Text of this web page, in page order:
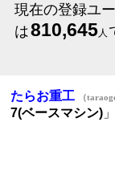
現在の登録ユ
は810,645人
たらお重工 （
7(ベースマシン)